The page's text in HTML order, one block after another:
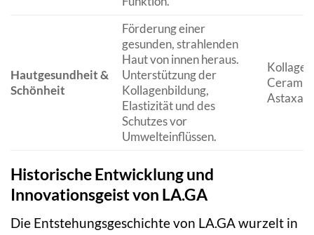
Hautgesundheit &
Schönheit
Förderung einer
gesunden, strahlenden
Haut von innen heraus.
Unterstützung der
Kollagenbildung,
Elastizität und des
Schutzes vor
Umwelteinflüssen.
Historische Entwicklung und
Innovationsgeist von LA.GA
Die Entstehungsgeschichte von LA.GA wurzelt in